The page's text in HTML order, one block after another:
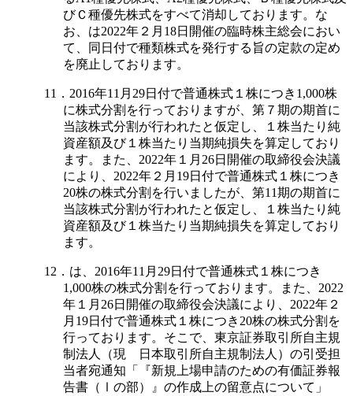
びＣ種優先株式をすべて消却しております。な
お、は2022年２月18日開催の臨時株主総会におい
て、同日付で種類株式を発行する旨の定款の定め
を廃止しております。
11．2016年11月29日付で普通株式１株につき1,000株
に株式分割を行っておりますが、第７期の期首に
当該株式分割が行われたと仮定し、１株当たり純
資産額及び１株当たり当期純損失を算定しており
ます。また、2022年１月26日開催の取締役会決議
により、2022年２月19日付で普通株式１株につき
20株の株式分割を行いましたが、第11期の期首に
当該株式分割が行われたと仮定し、１株当たり純
資産額及び１株当たり当期純損失を算定しており
ます。
12．は、2016年11月29日付で普通株式１株につき
1,000株の株式分割を行っております。また、2022
年１月26日開催の取締役会決議により、2022年２
月19日付で普通株式１株につき20株の株式分割を
行っております。そこで、東京証券取引所自主規
制法人（現 日本取引所自主規制法人）の引受担
当者宛通知「『新規上場申請のための有価証券報
告書（Ⅰの部）』の作成上の留意点について」